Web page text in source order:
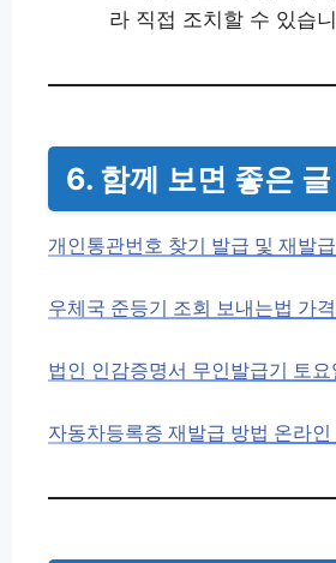
라 직접 조치할 수 있습
6. 함께 보면 좋은 글
개인통관번호 찾기 발급 및 재발
우체국 준등기 조회 보내는법 가격
법인 인감증명서 무인발급기 토요
자동차등록증 재발급 방법 온라